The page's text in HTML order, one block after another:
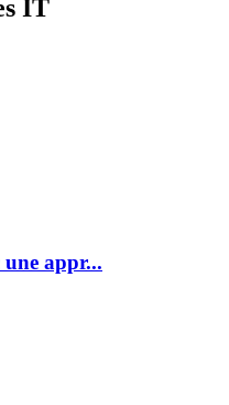
IT
une appr...